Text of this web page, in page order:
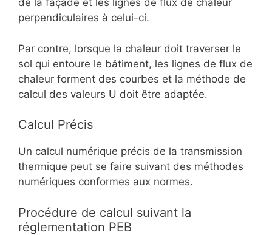
de la façade et les lignes de flux de chaleur
perpendiculaires à celui-ci.
Par contre, lorsque la chaleur doit traverser le
sol qui entoure le bâtiment, les lignes de flux de
chaleur forment des courbes et la méthode de
calcul des valeurs U doit être adaptée.
Calcul Précis
Un calcul numérique précis de la transmission
thermique peut se faire suivant des méthodes
numériques conformes aux normes.
Procédure de calcul suivant la
réglementation PEB